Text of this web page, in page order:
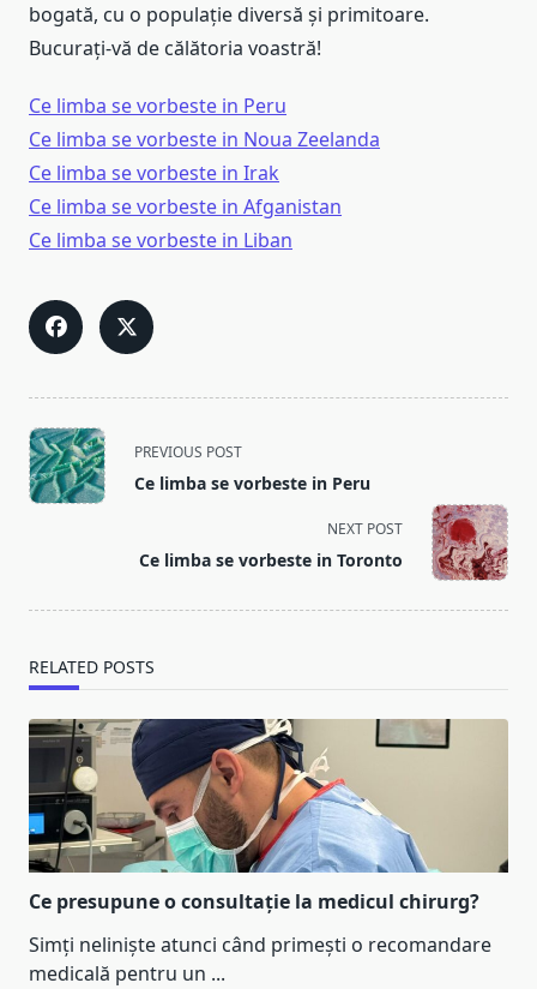
bogată, cu o populație diversă și primitoare.
Bucurați-vă de călătoria voastră!
Ce limba se vorbeste in Peru
Ce limba se vorbeste in Noua Zeelanda
Ce limba se vorbeste in Irak
Ce limba se vorbeste in Afganistan
Ce limba se vorbeste in Liban
<span
class="nav-
subtitle
PREVIOUS POST
Ce limba se vorbeste in Peru
NEXT POST
Ce limba se vorbeste in Toronto
RELATED POSTS
Ce presupune o consultație la medicul chirurg?
Simți neliniște atunci când primești o recomandare
medicală pentru un ...